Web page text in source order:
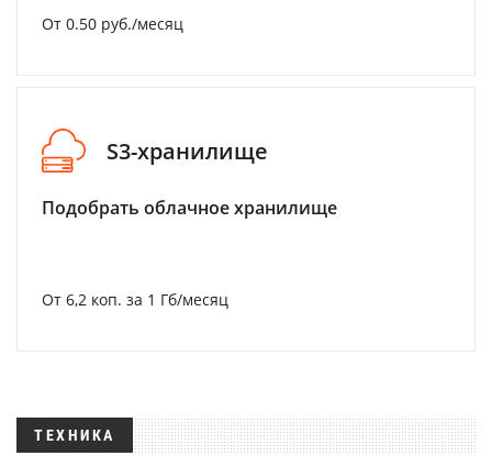
От 0.50 руб./месяц
S3-хранилище
Подобрать облачное хранилище
От 6,2 коп. за 1 Гб/месяц
ТЕХНИКА